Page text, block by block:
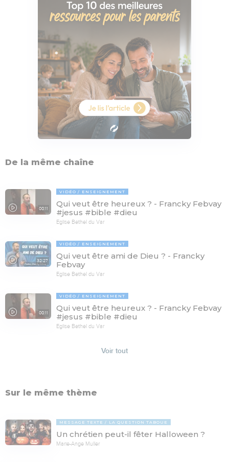
De la même chaîne
00:11
VIDÉO ENSEIGNEMENT
Qui veut être heureux ? - Francky Febvay
#jesus #bible #dieu
Eglise Bethel du Var
32:27
VIDÉO ENSEIGNEMENT
Qui veut être ami de Dieu ? - Francky
Febvay
Eglise Bethel du Var
00:11
VIDÉO ENSEIGNEMENT
Qui veut être heureux ? - Francky Febvay
#jesus #bible #dieu
Eglise Bethel du Var
Voir tout
Sur le même thème
MESSAGE TEXTE LA QUESTION TABOUE
Un chrétien peut-il fêter Halloween ?
Marie-Ange Muller